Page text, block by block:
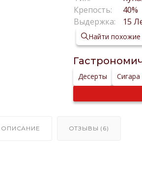
Крепость:
40%
Выдержка:
15
Найти похожие
Десерты Сигара
ОПИСАНИЕ ОТЗЫВЫ (6)